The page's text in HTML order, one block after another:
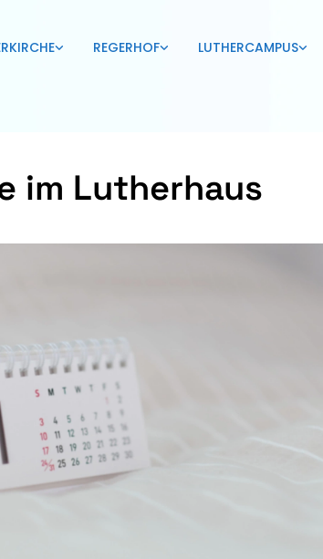
REGERHOF LUTHERCAMPUS
im Lutherhaus